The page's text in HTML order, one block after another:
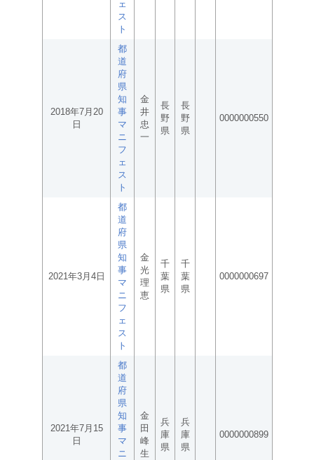
ェ
ス
ト
2018年7月20
日
都
道
府
県
知
事
マ
ニ
フ
ェ
ス
ト
金
井
忠
一
長
野
県
長
野
県
0000000550
2021年3月4日
都
道
府
県
知
事
マ
ニ
フ
ェ
ス
ト
金
光
理
恵
千
葉
県
千
葉
県
0000000697
2021年7月15
日
都
道
府
県
知
事
マ
ニ
金
田
峰
生
兵
庫
県
兵
庫
県
0000000899